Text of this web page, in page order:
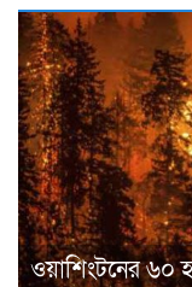
ওয়াশিংটনের ৬০